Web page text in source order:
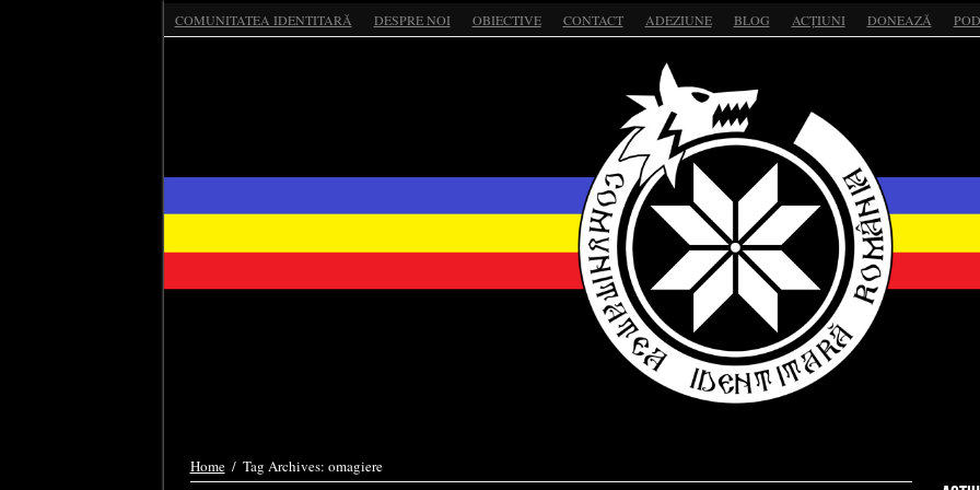
COMUNITATEA IDENTITARĂ DESPRE NOI OBIECTIVE CONTACT ADEZIUNE BLOG ACȚIUNI DONEAZĂ
Home / Tag Archives: omagiere